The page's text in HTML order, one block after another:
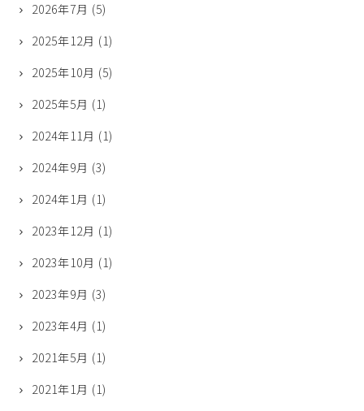
2026年7月 (5)
2025年12月 (1)
2025年10月 (5)
2025年5月 (1)
2024年11月 (1)
2024年9月 (3)
2024年1月 (1)
2023年12月 (1)
2023年10月 (1)
2023年9月 (3)
2023年4月 (1)
2021年5月 (1)
2021年1月 (1)